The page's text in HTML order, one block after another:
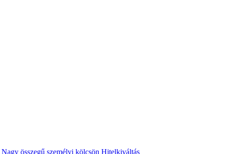
Nagy összegű személyi kölcsön Hitelkiváltás